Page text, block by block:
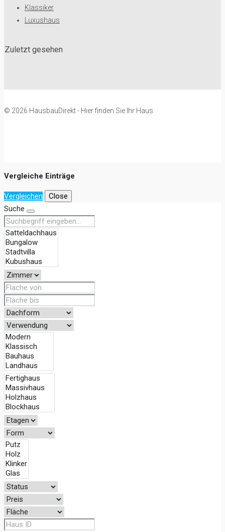
Klassiker
Luxushaus
Zuletzt gesehen
© 2026 HausbauDirekt - Hier finden Sie Ihr Haus
Vergleiche Einträge
Vergleichen
Close
Suche